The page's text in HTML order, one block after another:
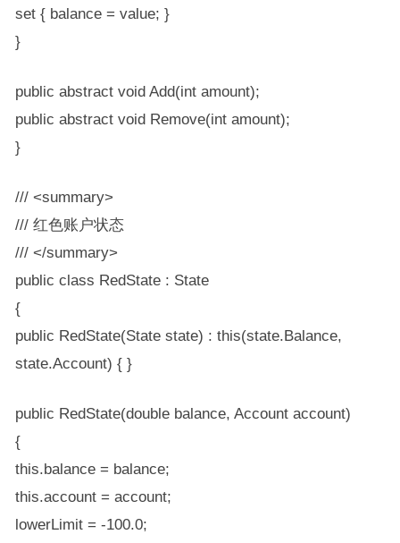
set { balance = value; }
}
public abstract void Add(int amount);
public abstract void Remove(int amount);
}
/// <summary>
/// 红色账户状态
/// </summary>
public class RedState : State
{
public RedState(State state) : this(state.Balance,
state.Account) { }
public RedState(double balance, Account account)
{
this.balance = balance;
this.account = account;
lowerLimit = -100.0;